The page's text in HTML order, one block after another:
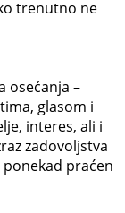
trenutno ne
osećanja –
glasom i
interes, ali i
zadovoljstva
praćen